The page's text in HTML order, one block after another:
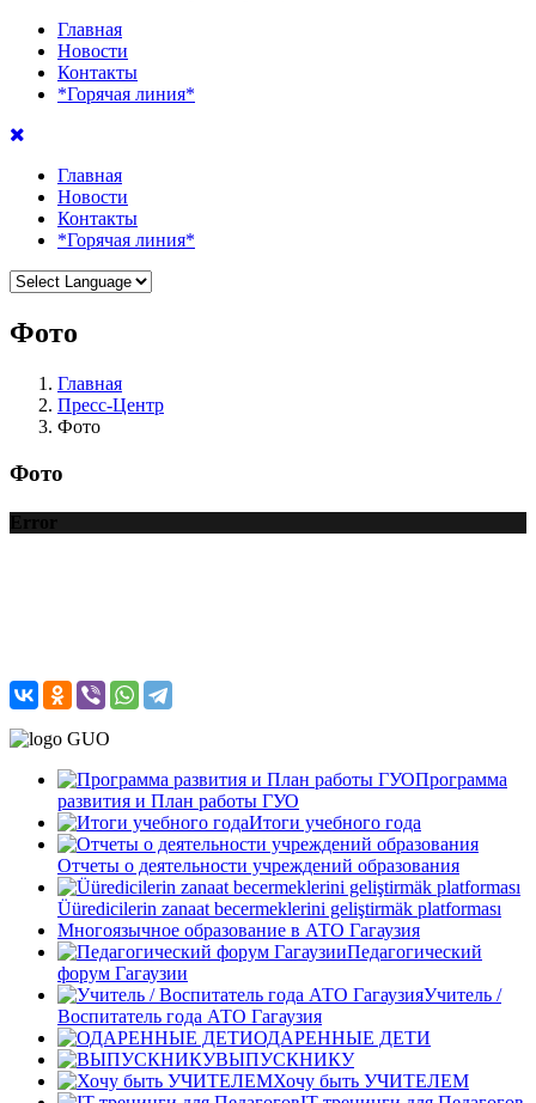
Главная
Новости
Контакты
*Горячая линия*
Главная
Новости
Контакты
*Горячая линия*
Фото
Главная
Пресс-Центр
Фото
Фото
Error
Программа
развития и План работы ГУО
Итоги учебного года
Отчеты о деятельности учреждений образования
Üüredicilerin zanaat becermeklerini geliştirmäk platforması
Многоязычное образование в АТО Гагаузия
Педагогический
форум Гагаузии
Учитель /
Воспитатель года АТО Гагаузия
ОДАРЕННЫЕ ДЕТИ
ВЫПУСКНИКУ
Хочу быть УЧИТЕЛЕМ